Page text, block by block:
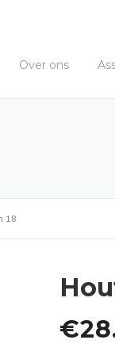
Over ons
18
€